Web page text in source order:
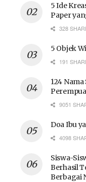
5 Ide
Paper
328
5 Objek
191
124
9051
Doa Ibu
4098
Siswa-
Berhasil
Berbagai